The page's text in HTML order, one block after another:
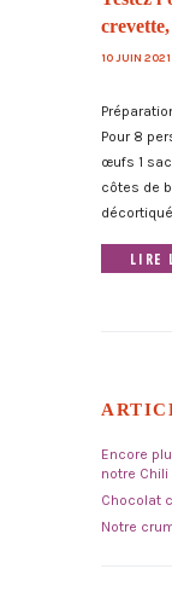
10 JUIN 2021
Pour 8
œufs 1
côtes de
LIRE
Encore
notre Chili
Chocolat
Notre